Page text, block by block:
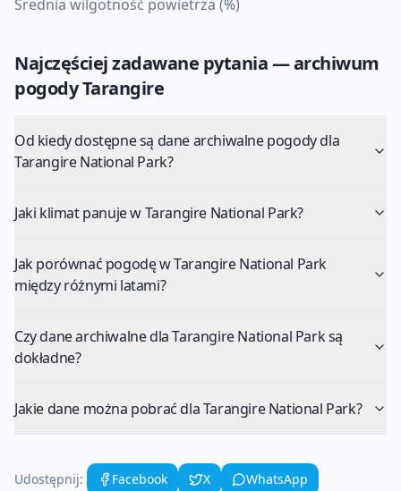
Średnia wilgotność powietrza (%)
Najczęściej zadawane pytania — archiwum
pogodyTarangire
Od kiedy dostępne są dane archiwalne pogody dla
Tarangire National Park?
Jaki klimat panuje w Tarangire National Park?
Jak porównać pogodę w Tarangire National Park
między różnymi latami?
Czy dane archiwalne dla Tarangire National Park są
dokładne?
Jakie dane można pobrać dla Tarangire National Park?
Udostępnij: Facebook X
WhatsApp